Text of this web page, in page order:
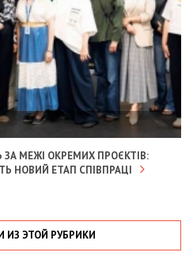
МЕЖІ ОКРЕМИХ ПРОЄКТІВ:
НОВИЙ ЕТАП СПІВПРАЦІ
ИЗ ЭТОЙ РУБРИКИ